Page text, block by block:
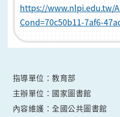
https://www.nlpi.edu.tw/
Cond=70c50b11-7af6-
指導單位：教育部
主辦單位：國家圖書館
內容維護：全國公共圖書館